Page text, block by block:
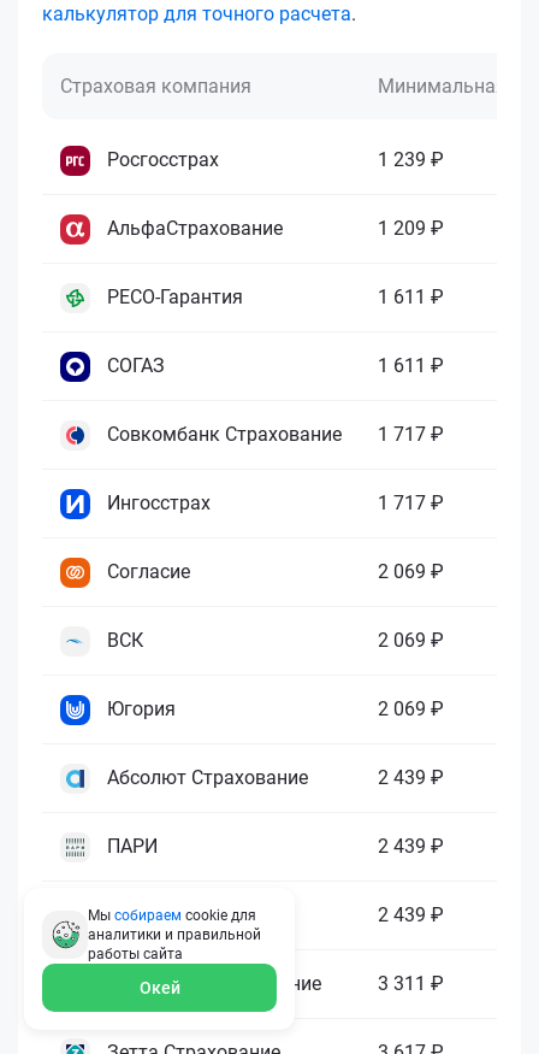
калькулятор для точного расчета.
Страховая компания Минимальная
Росгосстрах 1 239 ₽
АльфаСтрахование 1 209 ₽
РЕСО-Гарантия 1 611 ₽
СОГАЗ 1 611 ₽
Совкомбанк Страхование 1 717 ₽
Ингосстрах 1 717 ₽
Согласие 2 069 ₽
ВСК 2 069 ₽
Югория 2 069 ₽
Абсолют Страхование 2 439 ₽
ПАРИ 2 439 ₽
Гелиос 2 439 ₽
Ренессанс Страхование 3 311 ₽
Мы собираем cookie для
аналитики и правильной
работы сайта
Окей